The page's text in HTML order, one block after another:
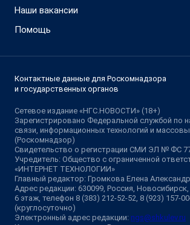
Наши вакансии
Помощь
Контактные данные для Роскомнадзора
и государственных органов
Сетевое издание «НГС.НОВОСТИ» (18+)
Зарегистрировано Федеральной службой по
связи, информационных технологий и
(Роскомнадзор)
Свидетельство о регистрации СМИ ЭЛ № ФС
Учредитель: Общество с ограниченной
«ИНТЕРНЕТ ТЕХНОЛОГИИ»
Главный редактор: Громкова Елена
Адрес редакции: 630099, Россия, Новосибирск,
6 этаж, телефон 8 (383) 212-52-52, 8 (923) 157-
(круглосуточно)
Электронный адрес редакции: ngs@shkulev.ru